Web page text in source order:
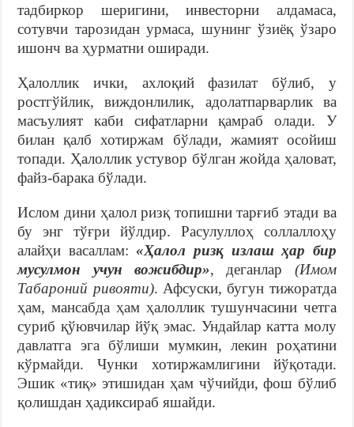
тадбиркор шеригини, инвесторни алдамаса,
сотувчи тарозидан урмаса, шунинг ўзиёқ ўзаро
ишонч ва ҳурматни оширади.
Ҳалоллик ички, ахлоқий фазилат бўлиб, у
ростгўйлик, виждонлилик, адолатпарварлик ва
масъулият каби сифатларни қамраб олади. У
билан қалб хотиржам бўлади, жамият осойиш
топади. Ҳалоллик устувор бўлган жойда ҳаловат,
файз-барака бўлади.
Ислом дини ҳалол ризқ топишни тарғиб этади ва
бу энг тўғри йўлдир. Расулуллоҳ соллаллоҳу
алайҳи васаллам:«Ҳалол ризқ излаш ҳар бир
мусулмон учун вожибдир», деганлар (Имом
Табароний ривояти). Афсуски, бугун тижоратда
ҳам, мансабда ҳам ҳалоллик тушунчасини четга
суриб қўювчилар йўқ эмас. Ундайлар катта молу
давлатга эга бўлиши мумкин, лекин роҳатини
кўрмайди. Чунки хотиржамлигини йўқотади.
Эшик «тиқ» этишидан ҳам чўчийди, фош бўлиб
қолишдан ҳадиксираб яшайди.